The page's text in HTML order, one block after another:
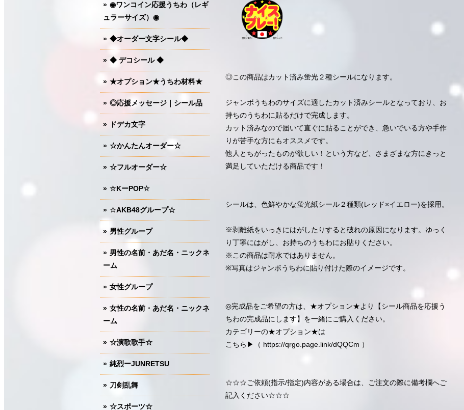
◎この商品はカット済み蛍光２種シールになります。
ジャンボうちわのサイズに適したカット済みシールとなっており、お
持ちのうちわに貼るだけで完成します。
カット済みなので届いて直ぐに貼ることができ、急いでいる方や手作
りが苦手な方にもオススメです。
他人とちがったものが欲しい！という方など、さまざまな方にきっと
満足していただける商品です！
シールは、色鮮やかな蛍光紙シール２種類(レッド×イエロー)を採用。
※剥離紙をいっきにはがしたりすると破れの原因になります。ゆっく
り丁寧にはがし、お持ちのうちわにお貼りください。
※この商品は耐水ではありません。
※写真はジャンボうちわに貼り付けた際のイメージです。
◎完成品をご希望の方は、★オプション★より【シール商品を応援う
ちわの完成品にします】を一緒にご購入ください。
カテゴリーの★オプション★は
こちら▶︎（ https://qrgo.page.link/dQQCm ）
☆☆☆ご依頼(指示/指定)内容がある場合は、ご注文の際に備考欄へご
記入ください☆☆☆
◉ワンコイン応援うちわ（レギ
ュラーサイズ）◉
◆オーダー文字シール◆
◆ デコシール ◆
★オプション★うちわ材料★
◎応援メッセージ｜シール品
ドデカ文字
☆かんたんオーダー☆
☆フルオーダー☆
☆KーPOP☆
☆AKB48グループ☆
男性グループ
男性の名前・あだ名・ニックネ
ーム
女性グループ
女性の名前・あだ名・ニックネ
ーム
☆演歌歌手☆
純烈ーJUNRETSU
刀剣乱舞
☆スポーツ☆